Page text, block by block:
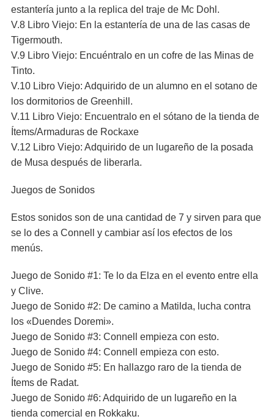
estantería junto a la replica del traje de Mc Dohl.
V.8 Libro Viejo: En la estantería de una de las casas de
Tigermouth.
V.9 Libro Viejo: Encuéntralo en un cofre de las Minas de
Tinto.
V.10 Libro Viejo: Adquirido de un alumno en el sotano de
los dormitorios de Greenhill.
V.11 Libro Viejo: Encuentralo en el sótano de la tienda de
Ítems/Armaduras de Rockaxe
V.12 Libro Viejo: Adquirido de un lugareño de la posada
de Musa después de liberarla.
Juegos de Sonidos
Estos sonidos son de una cantidad de 7 y sirven para que
se lo des a Connell y cambiar así los efectos de los
menús.
Juego de Sonido #1: Te lo da Elza en el evento entre ella
y Clive.
Juego de Sonido #2: De camino a Matilda, lucha contra
los «Duendes Doremi».
Juego de Sonido #3: Connell empieza con esto.
Juego de Sonido #4: Connell empieza con esto.
Juego de Sonido #5: En hallazgo raro de la tienda de
Ítems de Radat.
Juego de Sonido #6: Adquirido de un lugareño en la
tienda comercial en Rokkaku.